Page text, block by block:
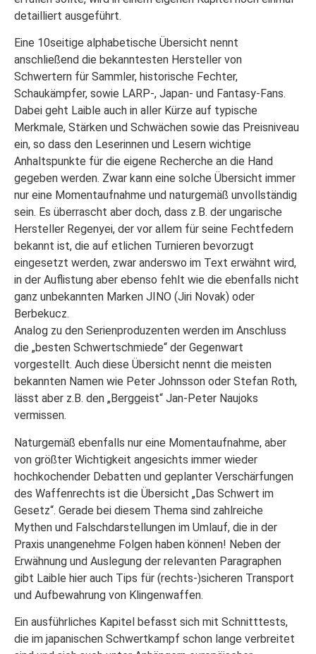
detailliert ausgeführt.
Eine 10seitige alphabetische Übersicht nennt
anschließend die bekanntesten Hersteller von
Schwertern für Sammler, historische Fechter,
Schaukämpfer, sowie LARP-, Japan- und Fantasy-Fans.
Dabei geht Laible auch in aller Kürze auf typische
Merkmale, Stärken und Schwächen sowie das Preisniveau
ein, so dass den Leserinnen und Lesern wichtige
Anhaltspunkte für die eigene Recherche an die Hand
gegeben werden. Zwar kann eine solche Übersicht immer
nur eine Momentaufnahme und naturgemäß unvollständig
sein. Es überrascht aber doch, dass z.B. der ungarische
Hersteller Regenyei, der vor allem für seine Fechtfedern
bekannt ist, die auf etlichen Turnieren bevorzugt
eingesetzt werden, zwar anderswo im Text erwähnt wird,
in der Auflistung aber ebenso fehlt wie die ebenfalls nicht
ganz unbekannten Marken JINO (Jiri Novak) oder
Berbekucz.
Analog zu den Serienproduzenten werden im Anschluss
die „besten Schwertschmiede“ der Gegenwart
vorgestellt. Auch diese Übersicht nennt die meisten
bekannten Namen wie Peter Johnsson oder Stefan Roth,
lässt aber z.B. den „Berggeist“ Jan-Peter Naujoks
vermissen.
Naturgemäß ebenfalls nur eine Momentaufnahme, aber
von größter Wichtigkeit angesichts immer wieder
hochkochender Debatten und geplanter Verschärfungen
des Waffenrechts ist die Übersicht „Das Schwert im
Gesetz“. Gerade bei diesem Thema sind zahlreiche
Mythen und Falschdarstellungen im Umlauf, die in der
Praxis unangenehme Folgen haben können! Neben der
Erwähnung und Auslegung der relevanten Paragraphen
gibt Laible hier auch Tips für (rechts-)sicheren Transport
und Aufbewahrung von Klingenwaffen.
Ein ausführliches Kapitel befasst sich mit Schnitttests,
die im japanischen Schwertkampf schon lange verbreitet